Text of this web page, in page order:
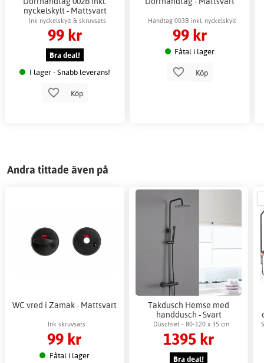
nyckelskylt - Mattsvart
Ink nyckelskylt & skruvsats
99 kr
Bra deal!
I lager - Snabb leverans!
Köp
Handtag 003B inkl. nyckelskylt
99 kr
Fåtal i lager
Köp
Andra tittade även på
WC vred i Zamak - Mattsvart
Ink skruvsats
99 kr
Fåtal i lager
Takdusch Hemse med
handdusch - Svart
Duschset - 80-120 x 35 cm
1395 kr
Bra deal!